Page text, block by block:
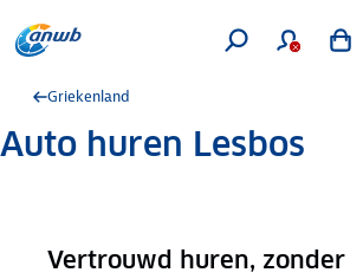
Griekenland
Auto huren Lesbos
Vertrouwd huren, zonder